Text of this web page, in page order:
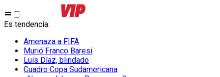
Es tendencia:
Amenaza a FIFA
Murió Franco Baresi
Luis Díaz, blindado
Cuadro Copa Sudamericana